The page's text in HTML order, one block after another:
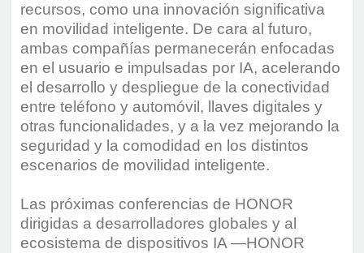
recursos, como una innovación significativa
en movilidad inteligente. De cara al futuro,
ambas compañías permanecerán enfocadas
en el usuario e impulsadas por IA, acelerando
el desarrollo y despliegue de la conectividad
entre teléfono y automóvil, llaves digitales y
otras funcionalidades, y a la vez mejorando la
seguridad y la comodidad en los distintos
escenarios de movilidad inteligente.
Las próximas conferencias de HONOR
dirigidas a desarrolladores globales y al
ecosistema de dispositivos IA —HONOR